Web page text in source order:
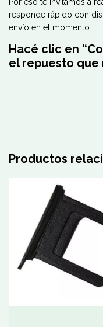
responde rápido con
envío en el momento.
Hacé clic en
el repuesto que
Productos